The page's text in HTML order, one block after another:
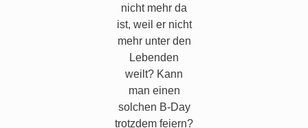
nicht mehr da
ist, weil er nicht
mehr unter den
Lebenden
weilt? Kann
man einen
solchen B-Day
trotzdem feiern?